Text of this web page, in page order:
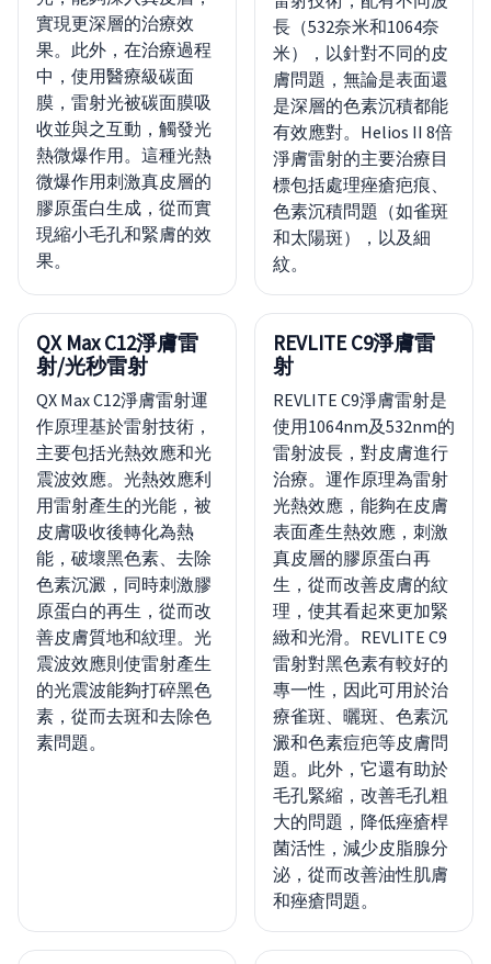
實現更深層的治療效
果。此外，在治療過程
中，使用醫療級碳面
膜，雷射光被碳面膜吸
收並與之互動，觸發光
熱微爆作用。這種光熱
微爆作用刺激真皮層的
膠原蛋白生成，從而實
現縮小毛孔和緊膚的效
果。
長（532奈米和1064奈
米），以針對不同的皮
膚問題，無論是表面還
是深層的色素沉積都能
有效應對。Helios II 8倍
淨膚雷射的主要治療目
標包括處理痤瘡疤痕、
色素沉積問題（如雀斑
和太陽斑），以及細
紋。
QX Max C12淨膚雷
射/光秒雷射
QX Max C12淨膚雷射運
作原理基於雷射技術，
主要包括光熱效應和光
震波效應。光熱效應利
用雷射產生的光能，被
皮膚吸收後轉化為熱
能，破壞黑色素、去除
色素沉澱，同時刺激膠
原蛋白的再生，從而改
善皮膚質地和紋理。光
震波效應則使雷射產生
的光震波能夠打碎黑色
素，從而去斑和去除色
素問題。
REVLITE C9淨膚雷
射
REVLITE C9淨膚雷射是
使用1064nm及532nm的
雷射波長，對皮膚進行
治療。運作原理為雷射
光熱效應，能夠在皮膚
表面產生熱效應，刺激
真皮層的膠原蛋白再
生，從而改善皮膚的紋
理，使其看起來更加緊
緻和光滑。REVLITE C9
雷射對黑色素有較好的
專一性，因此可用於治
療雀斑、曬斑、色素沉
澱和色素痘疤等皮膚問
題。此外，它還有助於
毛孔緊縮，改善毛孔粗
大的問題，降低痤瘡桿
菌活性，減少皮脂腺分
泌，從而改善油性肌膚
和痤瘡問題。